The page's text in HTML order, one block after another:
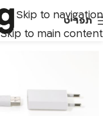
Skip to navigation
Skip to main content
תפריט